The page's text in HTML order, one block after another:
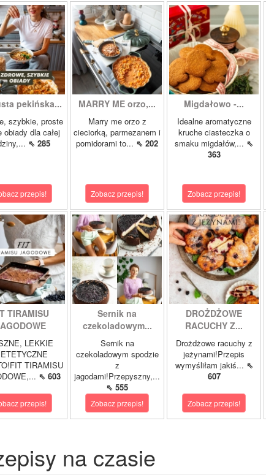
pekińska...
szybkie, proste
obiady dla całej
⇖ 285
przepis!
MARRY ME orzo,...
Marry me orzo z
cieciorką, parmezanem i
pomidorami to... ⇖ 202
Zobacz przepis!
Migdałowo -...
Idealne aromatyczne
kruche ciasteczka o
smaku migdałów,... ⇖
363
Zobacz przepis!
TIRAMISU
LEKKIE
TIRAMISU
⇖ 603
przepis!
Sernik na
czekoladowym...
Sernik na
czekoladowym spodzie
z
jagodami!Przepyszny,...
⇖ 555
Zobacz przepis!
DROŻDŻOWE
RACUCHY Z...
Drożdżowe racuchy z
jeżynami!Przepis
wymyśliłam jakiś... ⇖
607
Zobacz przepis!
na czasie